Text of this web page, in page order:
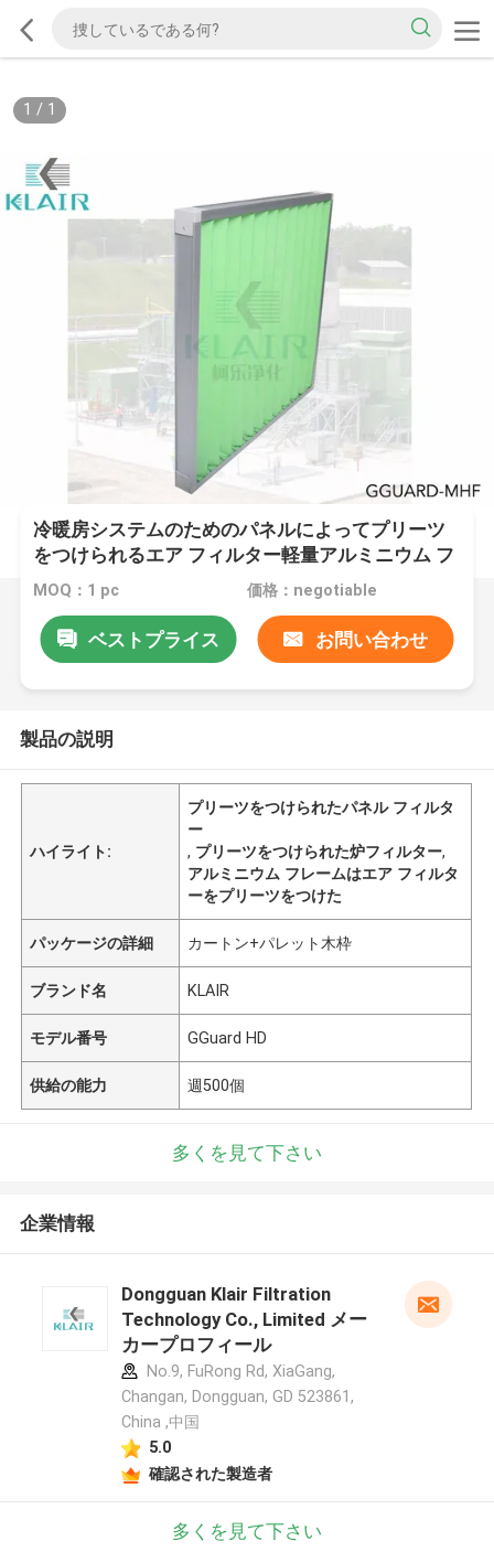
1 / 1
冷暖房システムのためのパネルによってプリーツ
をつけられるエア フィルター軽量アルミニウム フ
レーム
MOQ：1 pc 価格：negotiable
ベストプライス お問い合わせ
製品の説明
ハイライト:
プリーツをつけられたパネル フィルタ
ー
, プリーツをつけられた炉フィルター,
アルミニウム フレームはエア フィルタ
ーをプリーツをつけた
パッケージの詳細 カートン+パレット木枠
ブランド名 KLAIR
モデル番号 GGuard HD
供給の能力 週500個
多くを見て下さい
企業情報
Dongguan Klair Filtration
Technology Co., Limited メー
カープロフィール
No.9, FuRong Rd, XiaGang,
Changan, Dongguan, GD 523861,
China ,中国
5.0
確認された製造者
多くを見て下さい